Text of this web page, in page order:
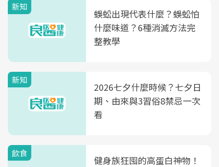
新知
蜈蚣出現代表什麼？蜈蚣怕
什麼味道？6種消滅方法完
整教學
新知
2026七夕什麼時候？七夕日
期、由來與3習俗8禁忌一次
看
飲食
健身族狂囤的高蛋白神物！